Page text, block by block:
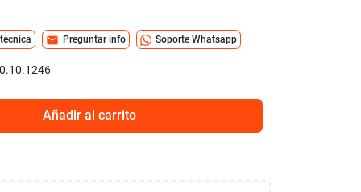
mail Preguntar info Soporte Whatsapp
Añadir al carrito